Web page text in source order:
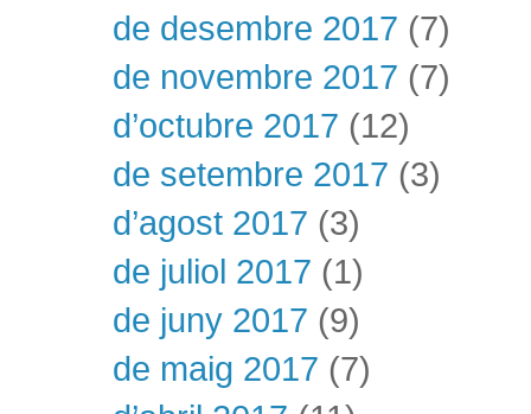
de desembre 2017 (7)
de novembre 2017 (7)
d’octubre 2017 (12)
de setembre 2017 (3)
d’agost 2017 (3)
de juliol 2017 (1)
de juny 2017 (9)
de maig 2017 (7)